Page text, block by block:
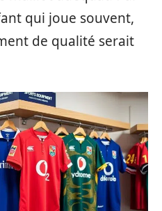
qui joue souvent,
de qualité serait